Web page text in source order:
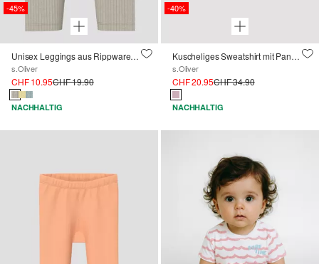
-45%
Unisex Leggings aus Rippware mit Zierknöpfen
s.Oliver
CHF 10.95CHF 19.90
NACHHALTIG
-40%
Kuscheliges Sweatshirt mit Panda-Artwork und applizierten Ohren
s.Oliver
CHF 20.95CHF 34.90
NACHHALTIG